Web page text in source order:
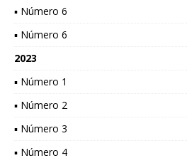
▪ Número 6
▪ Número 6
2023
▪ Número 1
▪ Número 2
▪ Número 3
▪ Número 4